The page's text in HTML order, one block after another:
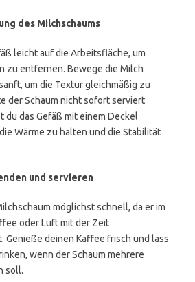
des Milchschaums
leicht auf die Arbeitsfläche, um
zu entfernen. Bewege die Milch
um die Textur gleichmäßig zu
der Schaum nicht sofort serviert
du das Gefäß mit einem Deckel
Wärme zu halten und die Stabilität
und servieren
möglichst schnell, da er im
oder Luft mit der Zeit
Genieße deinen Kaffee frisch und lass
wenn der Schaum mehrere
soll.